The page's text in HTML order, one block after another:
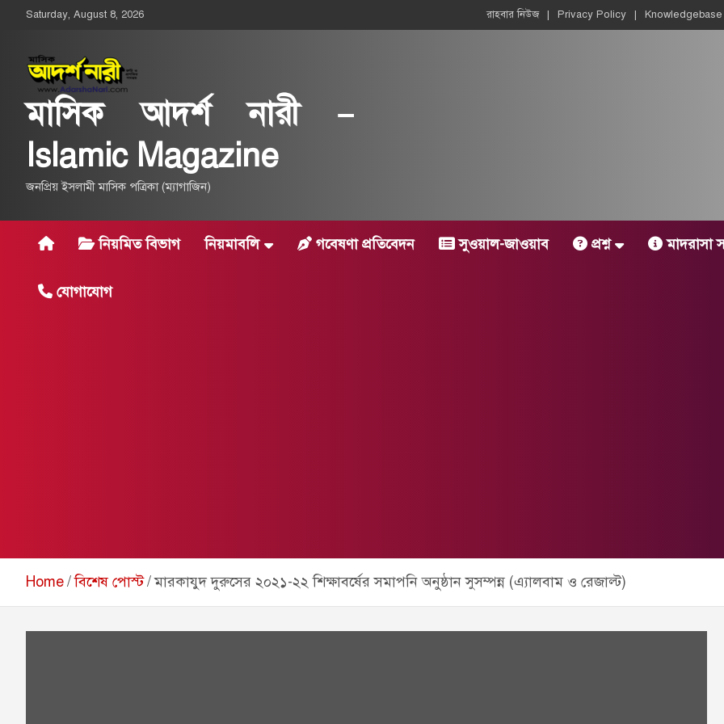
Skip
content
Saturday, August 8, 2026 রাহবার নিউজ Privacy Policy Knowledgebase
মাসিক আদর্শ নারী –
Islamic Magazine
জনপ্রিয় ইসলামী মাসিক পত্রিকা (ম্যাগাজিন)
নিয়মিত বিভাগ নিয়মাবলি গবেষণা প্রতিবেদন সুওয়াল-জাওয়াব প্রশ্ন মাদরাসা
যোগাযোগ
Home বিশেষ পোস্ট মারকাযুদ দুরুসের ২০২১-২২ শিক্ষাবর্ষের সমাপনি অনুষ্ঠান সুসম্পন্ন (এ্যালবাম ও রেজাল্ট)